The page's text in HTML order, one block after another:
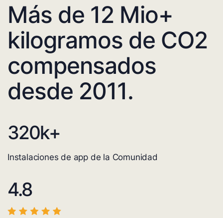
Más de 12 Mio+
kilogramos de CO2
compensados
desde 2011.
320k+
Instalaciones de app de la Comunidad
4.8